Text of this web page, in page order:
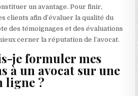
un avantage. Pour finir,
clients afin d’évaluer la qualité du
des témoignages et des évaluations
cerner la réputation de l’avocat.
je formuler mes
à un avocat sur une
ligne ?